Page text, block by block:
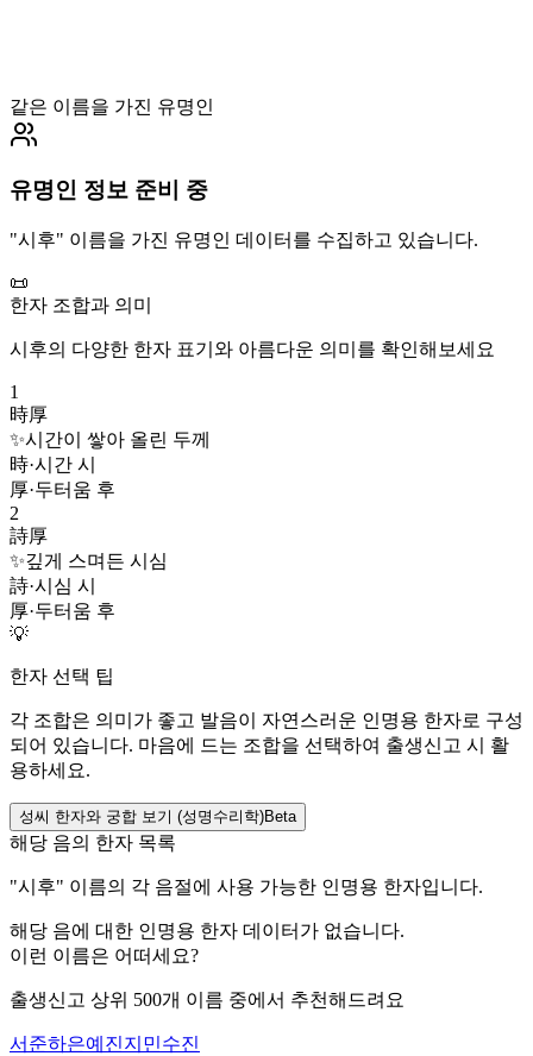
같은 이름을 가진 유명인
유명인 정보 준비 중
"시후" 이름을 가진 유명인 데이터를 수집하고 있습니다.
📜
한자 조합과 의미
시후의 다양한 한자 표기와 아름다운 의미를 확인해보세요
1
時厚
✨시간이 쌓아 올린 두께
時·시간 시
厚·두터움 후
2
詩厚
✨깊게 스며든 시심
詩·시심 시
厚·두터움 후
💡
한자 선택 팁
각 조합은 의미가 좋고 발음이 자연스러운 인명용 한자로 구성
되어 있습니다. 마음에 드는 조합을 선택하여 출생신고 시 활
용하세요.
성씨 한자와 궁합 보기 (성명수리학)Beta
해당 음의 한자 목록
"시후" 이름의 각 음절에 사용 가능한 인명용 한자입니다.
해당 음에 대한 인명용 한자 데이터가 없습니다.
이런 이름은 어떠세요?
출생신고 상위 500개 이름 중에서 추천해드려요
서준하은예진지민수진